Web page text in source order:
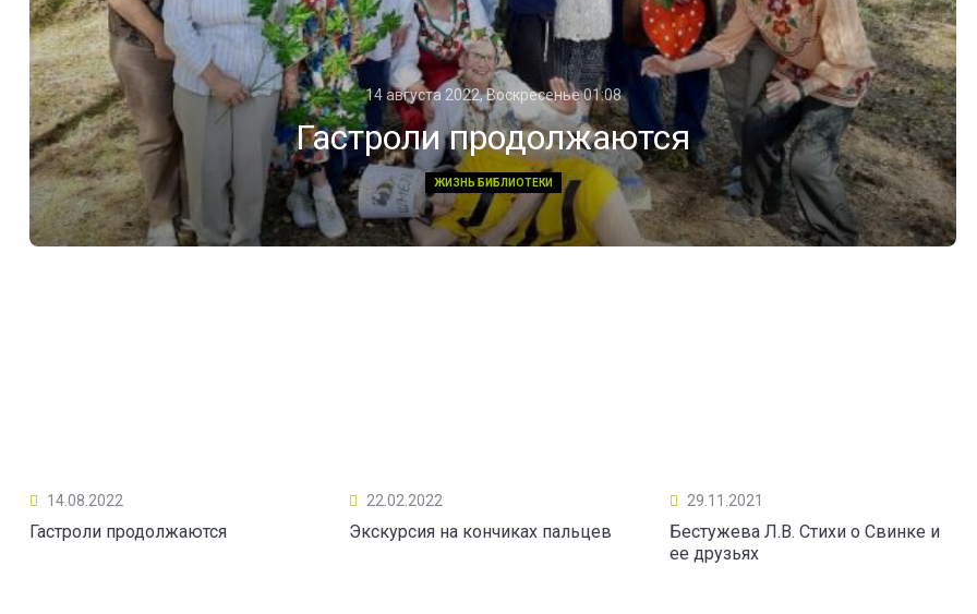
14 августа 2022, Воскресенье 01:08
Гастроли продолжаются
ЖИЗНЬ БИБЛИОТЕКИ
14.08.2022
Гастроли продолжаются
22.02.2022
Экскурсия на кончиках пальцев
29.11.2021
Бестужева Л.В. Стихи о Свинке и
ее друзьях